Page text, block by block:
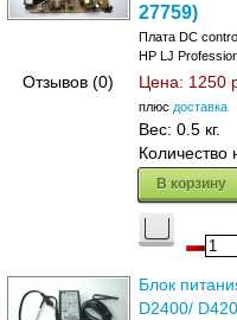
Отзывов (0)
27759)
Плата DC
HP LJ
Цена: 1250
плюс доставка
Вес: 0.5 кг.
Количество
В корзину
Блок
D2400/